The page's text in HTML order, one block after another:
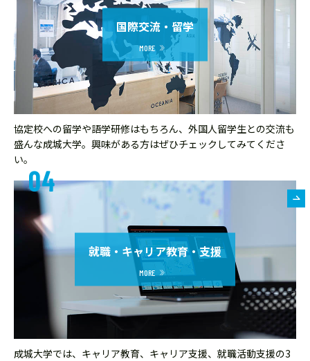
国際交流・留学
協定校への留学や語学研修はもちろん、外国人留学生との交流も
盛んな成城大学。興味がある方はぜひチェックしてみてくださ
い。
就職・キャリア教育・支援
成城大学では、キャリア教育、キャリア支援、就職活動支援の3